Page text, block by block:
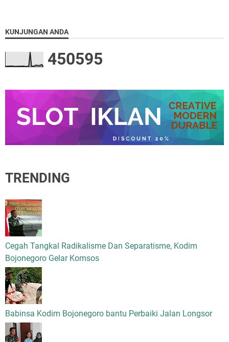
KUNJUNGAN ANDA
450595
TRENDING
Cegah Tangkal Radikalisme Dan Separatisme, Kodim
Bojonegoro Gelar Komsos
Babinsa Kodim Bojonegoro bantu Perbaiki Jalan Longsor